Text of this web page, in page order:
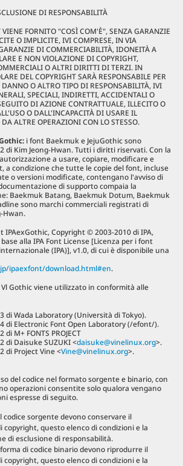
DI RESPONSABILITÀ
FORNITO "COSÌ COM'È", SENZA GARANZIE
O IMPLICITE, IVI COMPRESE, IN VIA
DI COMMERCIABILITÀ, IDONEITÀ A
E NON VIOLAZIONE DI COPYRIGHT,
O ALTRI DIRITTI DI TERZI. IN
DEL COPYRIGHT SARÀ RESPONSABILE PER
O ALTRO TIPO DI RESPONSABILITÀ, IVI
SPECIALI, INDIRETTI, ACCIDENTALI O
DI AZIONE CONTRATTUALE, ILLECITO O
O DALL'INCAPACITÀ DI USARE IL
ALTRE OPERAZIONI CON LO STESSO.
i font Baekmuk e JejuGothic sono
di Kim Jeong-Hwan. Tutti i diritti riservati. Con la
a usare, copiare, modificare e
a condizione che tutte le copie del font, incluse
o versioni modificate, contengano l'avviso di
di supporto compaia la
Baekmuk Batang, Baekmuk Dotum, Baekmuk
sono marchi commerciali registrati di
Hwan.
IPAexGothic, Copyright © 2003-2010 di IPA,
alla IPA Font License [Licenza per i font
(IPA)], v1.0, di cui è disponibile una
ipaexfont/download.html#en.
Gothic viene utilizzato in conformità alle
di Wada Laboratory (Università di Tokyo).
di Electronic Font Open Laboratory (/efont/).
M+ FONTS PROJECT
di Daisuke SUZUKI <daisuke@vinelinux.org>.
di Project Vine <Vine@vinelinux.org>.
del codice nel formato sorgente e binario, con
operazioni consentite solo qualora vengano
espresse di seguito.
codice sorgente devono conservare il
copyright, questo elenco di condizioni e la
di esclusione di responsabilità.
di codice binario devono riprodurre il
copyright, questo elenco di condizioni e la